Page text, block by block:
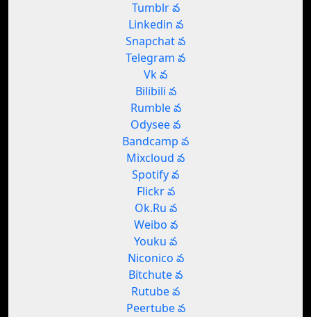
Tumblr వ
Linkedin వ
Snapchat వ
Telegram వ
Vk వ
Bilibili వ
Rumble వ
Odysee వ
Bandcamp వ
Mixcloud వ
Spotify వ
Flickr వ
Ok.Ru వ
Weibo వ
Youku వ
Niconico వ
Bitchute వ
Rutube వ
Peertube వ